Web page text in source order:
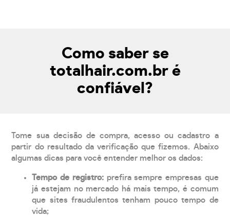
Como saber se
totalhair.com.br é
confiável?
Tome sua decisão de compra, acesso ou cadastro a
partir do resultado da verificação que fizemos. Abaixo
algumas dicas para você entender melhor os dados:
Tempo de registro: prefira sempre empresas que
já estejam no mercado há mais tempo, é comum
que sites fraudulentos tenham pouco tempo de
vida;